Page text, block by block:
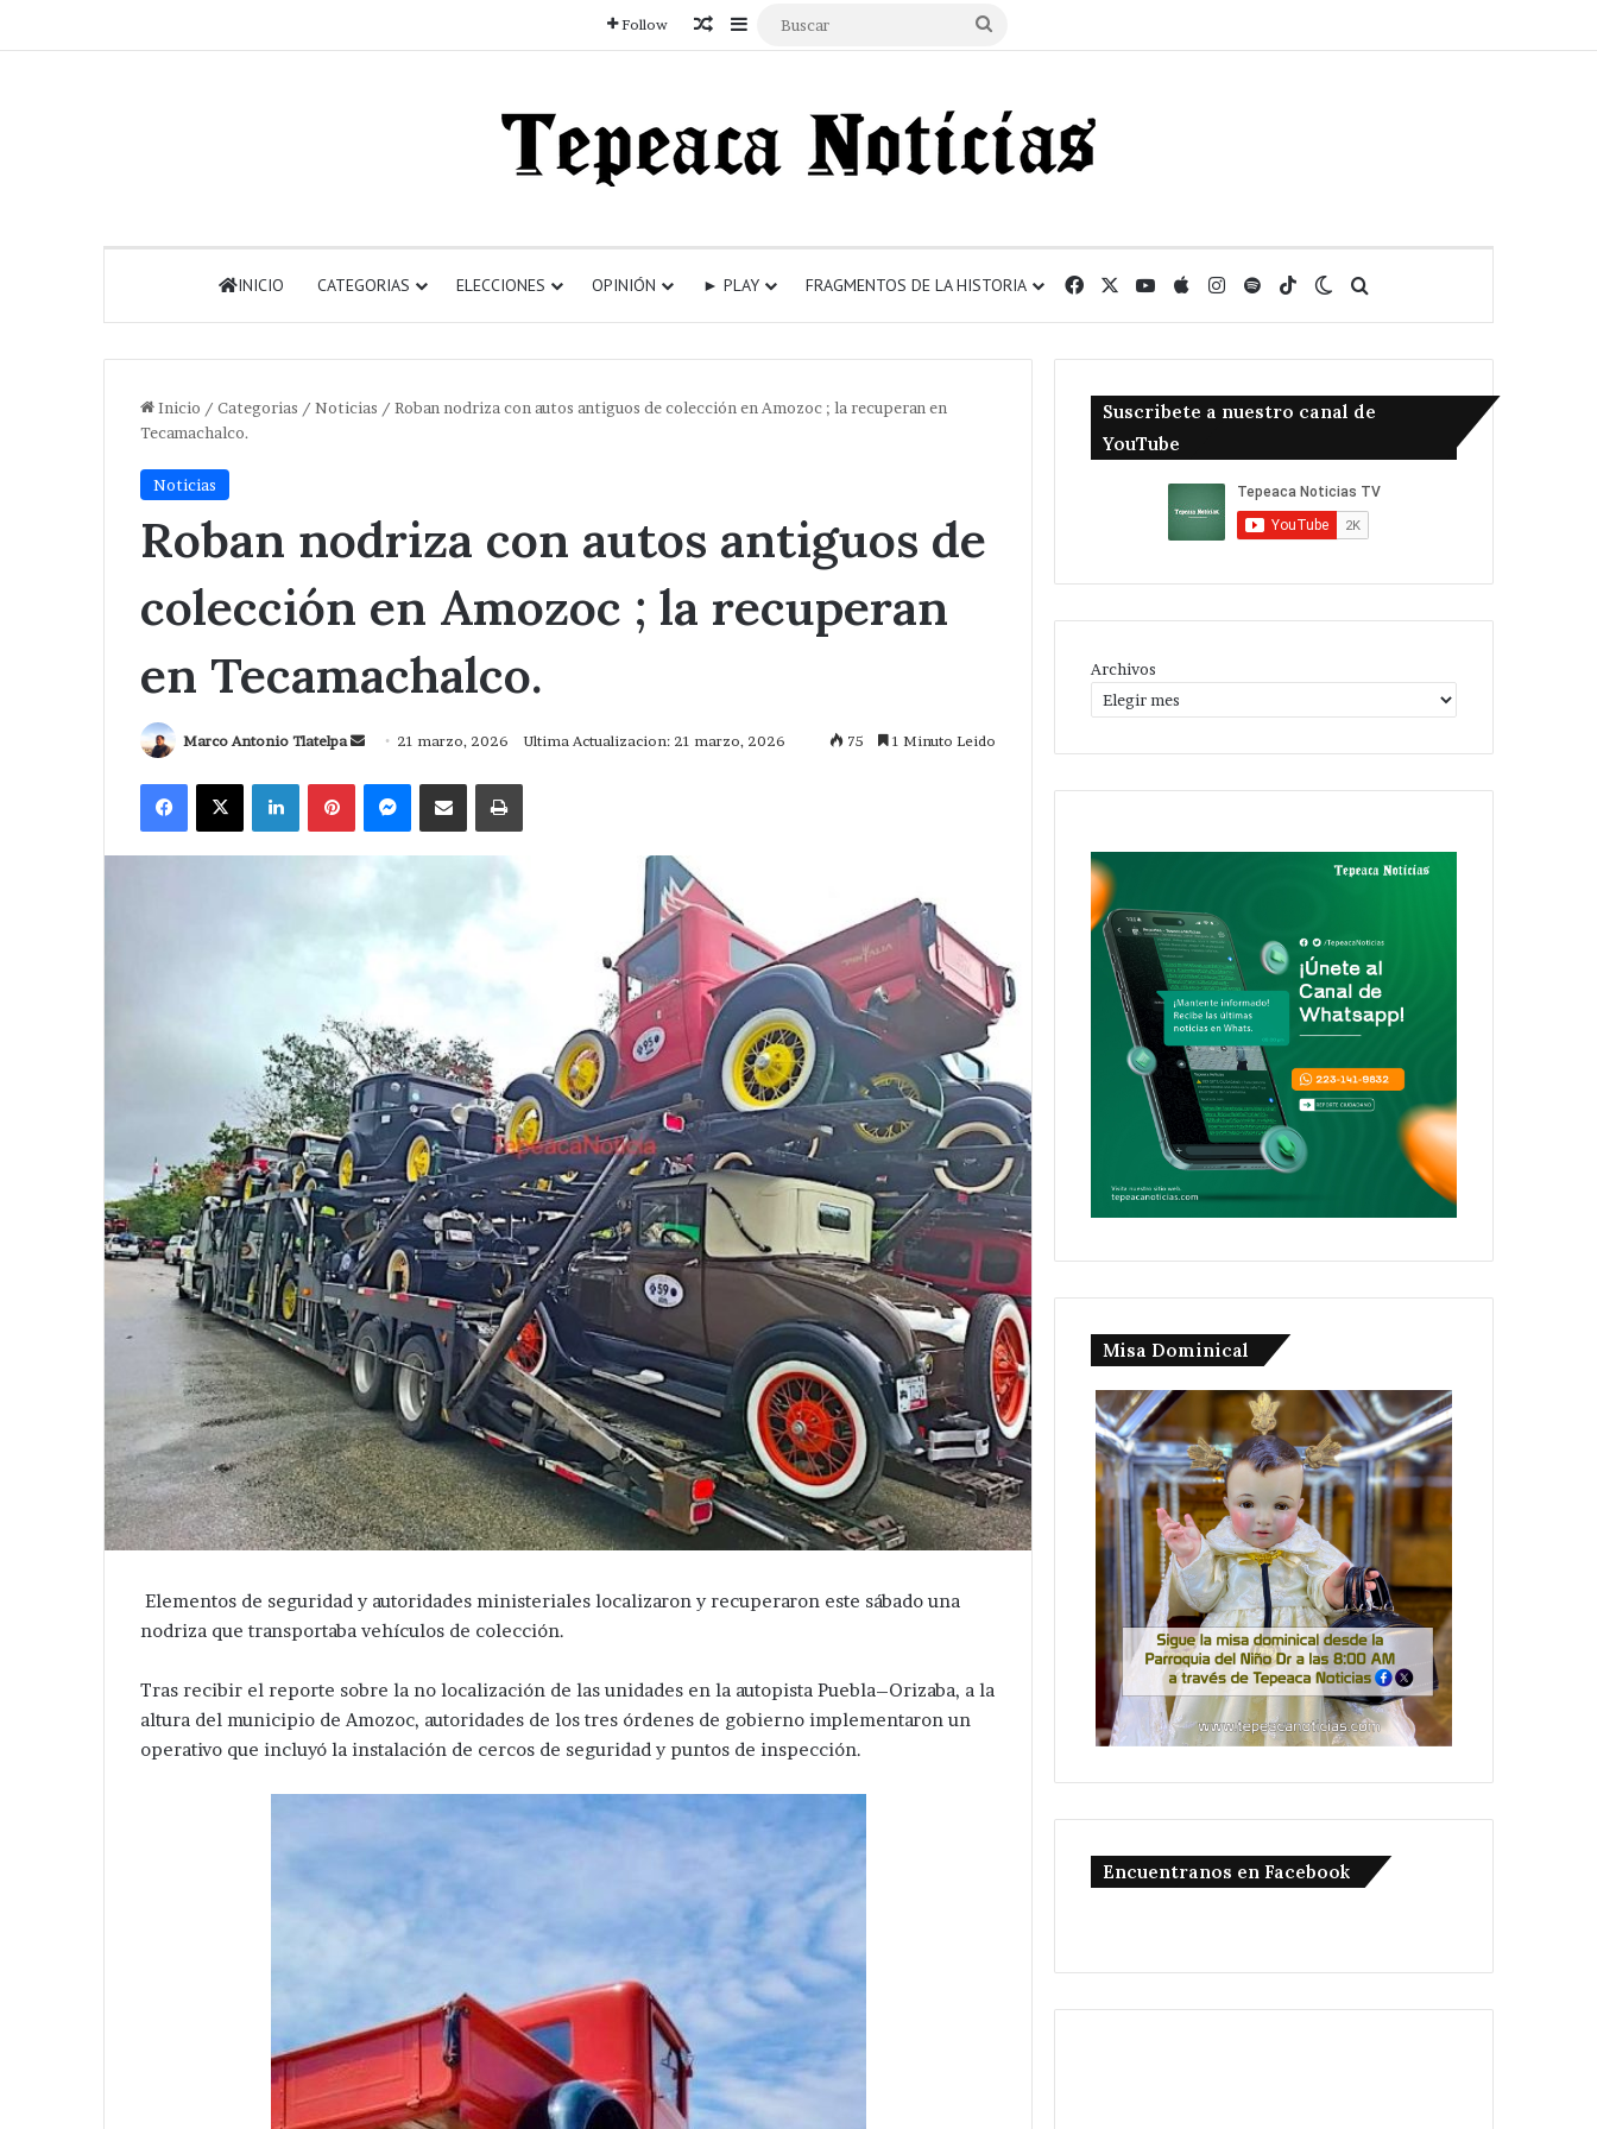
Follow Articulo aleatorio
Sidebar
INICIO CATEGORIAS ELECCIONES OPINIÓN ► PLAY FRAGMENTOS DE LA HISTORIA FacebookYouTube
AppleInstagram
SpotifyTikTokSwitch skin
Inicio / Categorias / Noticias / Roban nodriza con autos antiguos de colección en Amozoc ; la recuperan en
Tecamachalco.
Noticias
Roban nodriza con autos antiguos de
colección en Amozoc ; la recuperan
en Tecamachalco.
Marco Antonio Tlatelpa
Send
email
21 marzo, 2026 Ultima Actualizacion: 21 marzo, 2026 75 1 Minuto Leido
Facebook
X LinkedInPinterestMessengerCompartir via CorreoImprimir
Elementos de seguridad y autoridades ministeriales localizaron y recuperaron este sábado una
nodriza que transportaba vehículos de colección.
Tras recibir el reporte sobre la no localización de las unidades en la autopista Puebla–Orizaba, a la
altura del municipio de Amozoc, autoridades de los tres órdenes de gobierno implementaron un
operativo que incluyó la instalación de cercos de seguridad y puntos de inspección.
Suscribete a nuestro canal de
YouTube
Archivos
Misa Dominical
Encuentranos en Facebook